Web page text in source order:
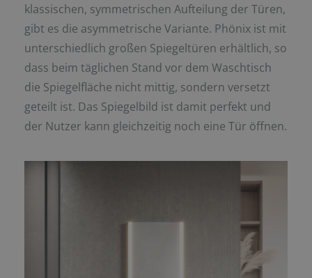
klassischen, symmetrischen Aufteilung der Türen,
gibt es die asymmetrische Variante. Phönix ist mit
unterschiedlich großen Spiegeltüren erhältlich, so
dass beim täglichen Stand vor dem Waschtisch
die Spiegelfläche nicht mittig, sondern versetzt
geteilt ist. Das Spiegelbild ist damit perfekt und
der Nutzer kann gleichzeitig noch eine Tür öffnen.